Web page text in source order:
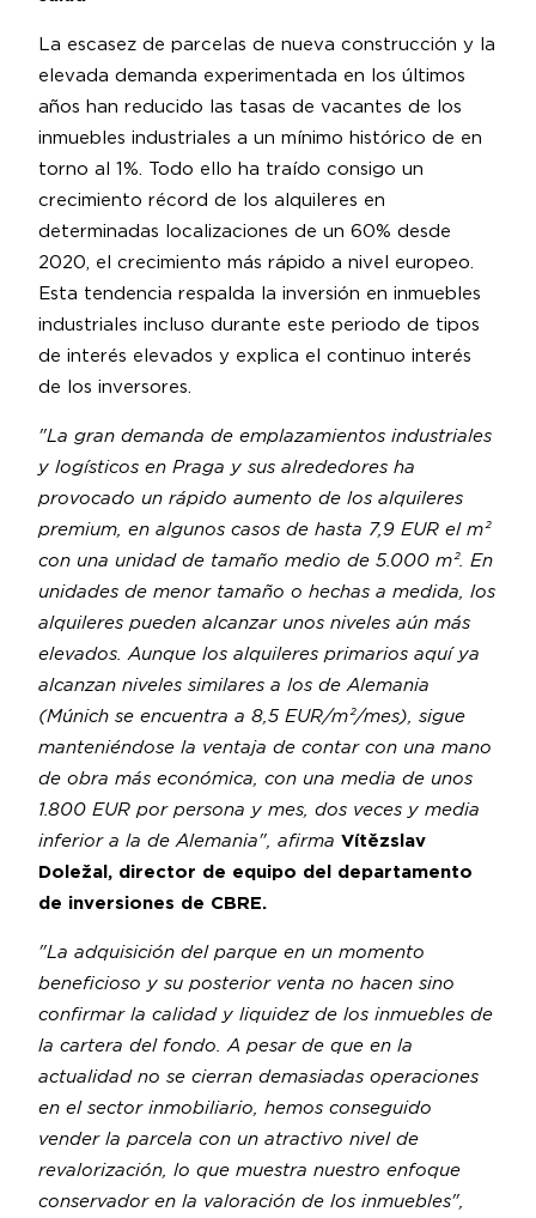
La escasez de parcelas de nueva construcción y la
elevada demanda experimentada en los últimos
años han reducido las tasas de vacantes de los
inmuebles industriales a un mínimo histórico de en
torno al 1%. Todo ello ha traído consigo un
crecimiento récord de los alquileres en
determinadas localizaciones de un 60% desde
2020, el crecimiento más rápido a nivel europeo.
Esta tendencia respalda la inversión en inmuebles
industriales incluso durante este periodo de tipos
de interés elevados y explica el continuo interés
de los inversores.
"La gran demanda de emplazamientos industriales
y logísticos en Praga y sus alrededores ha
provocado un rápido aumento de los alquileres
premium, en algunos casos de hasta 7,9 EUR el m²
con una unidad de tamaño medio de 5.000 m². En
unidades de menor tamaño o hechas a medida, los
alquileres pueden alcanzar unos niveles aún más
elevados. Aunque los alquileres primarios aquí ya
alcanzan niveles similares a los de Alemania
(Múnich se encuentra a 8,5 EUR/m²/mes), sigue
manteniéndose la ventaja de contar con una mano
de obra más económica, con una media de unos
1.800 EUR por persona y mes, dos veces y media
inferior a la de Alemania", afirma Vítězslav
Doležal, director de equipo del departamento
de inversiones de CBRE.
"La adquisición del parque en un momento
beneficioso y su posterior venta no hacen sino
confirmar la calidad y liquidez de los inmuebles de
la cartera del fondo. A pesar de que en la
actualidad no se cierran demasiadas operaciones
en el sector inmobiliario, hemos conseguido
vender la parcela con un atractivo nivel de
revalorización, lo que muestra nuestro enfoque
conservador en la valoración de los inmuebles",